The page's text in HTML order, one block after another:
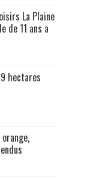
La Plaine
de 11 ans a
hectares